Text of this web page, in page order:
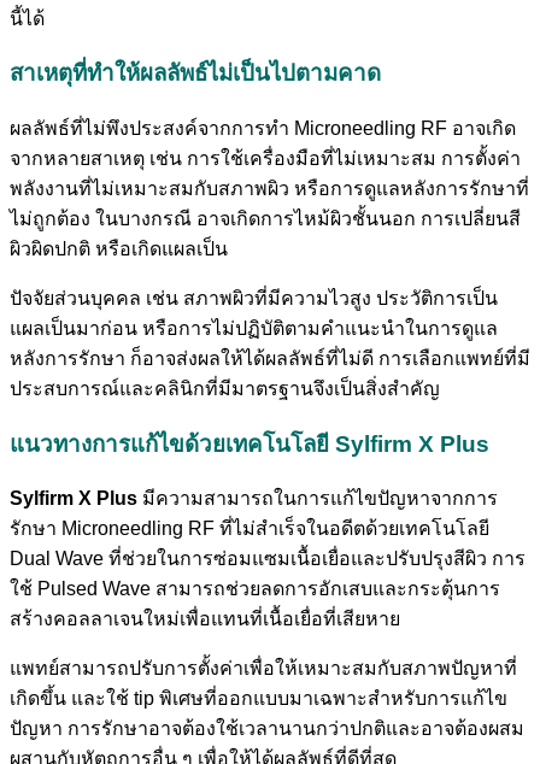
นี้ได้
สาเหตุที่ทำให้ผลลัพธ์ไม่เป็นไปตามคาด
ผลลัพธ์ที่ไม่พึงประสงค์จากการทำ Microneedling RF อาจเกิด
จากหลายสาเหตุ เช่น การใช้เครื่องมือที่ไม่เหมาะสม การตั้งค่า
พลังงานที่ไม่เหมาะสมกับสภาพผิว หรือการดูแลหลังการรักษาที่
ไม่ถูกต้อง ในบางกรณี อาจเกิดการไหม้ผิวชั้นนอก การเปลี่ยนสี
ผิวผิดปกติ หรือเกิดแผลเป็น
ปัจจัยส่วนบุคคล เช่น สภาพผิวที่มีความไวสูง ประวัติการเป็น
แผลเป็นมาก่อน หรือการไม่ปฏิบัติตามคำแนะนำในการดูแล
หลังการรักษา ก็อาจส่งผลให้ได้ผลลัพธ์ที่ไม่ดี การเลือกแพทย์ที่มี
ประสบการณ์และคลินิกที่มีมาตรฐานจึงเป็นสิ่งสำคัญ
แนวทางการแก้ไขด้วยเทคโนโลยี Sylfirm X Plus
Sylfirm X Plus มีความสามารถในการแก้ไขปัญหาจากการ
รักษา Microneedling RF ที่ไม่สำเร็จในอดีตด้วยเทคโนโลยี
Dual Wave ที่ช่วยในการซ่อมแซมเนื้อเยื่อและปรับปรุงสีผิว การ
ใช้ Pulsed Wave สามารถช่วยลดการอักเสบและกระตุ้นการ
สร้างคอลลาเจนใหม่เพื่อแทนที่เนื้อเยื่อที่เสียหาย
แพทย์สามารถปรับการตั้งค่าเพื่อให้เหมาะสมกับสภาพปัญหาที่
เกิดขึ้น และใช้ tip พิเศษที่ออกแบบมาเฉพาะสำหรับการแก้ไข
ปัญหา การรักษาอาจต้องใช้เวลานานกว่าปกติและอาจต้องผสม
ผสานกับหัตถการอื่น ๆ เพื่อให้ได้ผลลัพธ์ที่ดีที่สุด